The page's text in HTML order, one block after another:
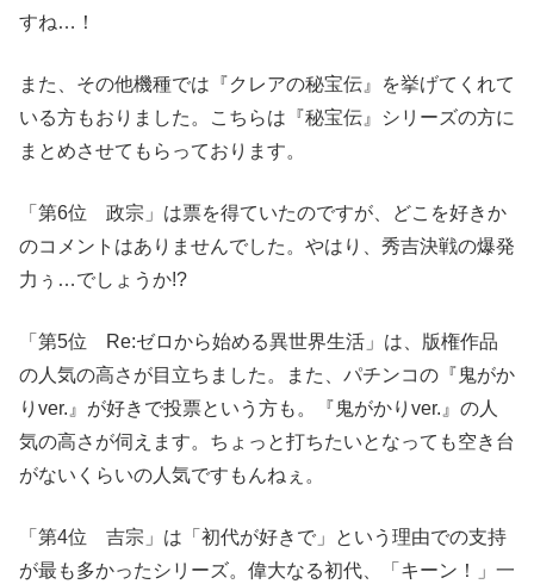
すね…！
また、その他機種では『クレアの秘宝伝』を挙げてくれて
いる方もおりました。こちらは『秘宝伝』シリーズの方に
まとめさせてもらっております。
「第6位 政宗」は票を得ていたのですが、どこを好きか
のコメントはありませんでした。やはり、秀吉決戦の爆発
力ぅ…でしょうか!?
「第5位 Re:ゼロから始める異世界生活」は、版権作品
の人気の高さが目立ちました。また、パチンコの『鬼がか
りver.』が好きで投票という方も。『鬼がかりver.』の人
気の高さが伺えます。ちょっと打ちたいとなっても空き台
がないくらいの人気ですもんねぇ。
「第4位 吉宗」は「初代が好きで」という理由での支持
が最も多かったシリーズ。偉大なる初代、「キーン！」一